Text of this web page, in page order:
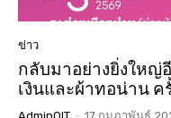
ข่าว
กลับมาอย่างยิ่งใหญ่
เงินและผ้าทอน่าน ค